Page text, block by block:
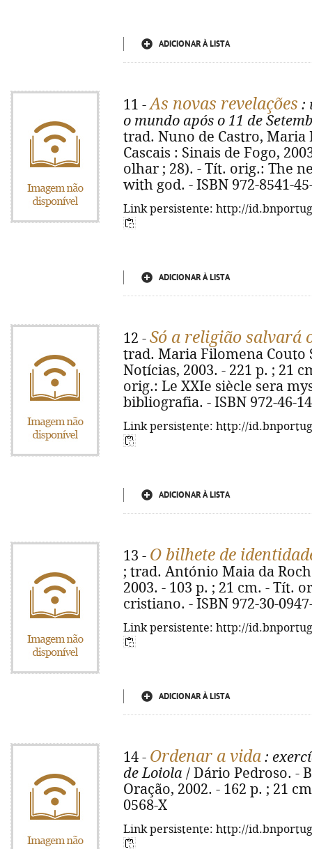
ADICIONAR À LISTA
11 -As novas revelações :
o mundo após o 11 de
trad. Nuno de Castro, Maria
Cascais : Sinais de Fogo,
olhar ; 28). - Tít. orig.: The
with god. - ISBN 972-8541-
Link persistente: http://
ADICIONAR À LISTA
12 - Só a religião salvará
trad. Maria Filomena Couto
Notícias, 2003. - 221 p. ; 21
orig.: Le XXIe siècle sera
bibliografia. - ISBN 972-46-
Link persistente: http://
ADICIONAR À LISTA
13 - O bilhete de
; trad. António Maia da
2003. - 103 p. ; 21 cm. - Tít.
cristiano. - ISBN 972-30-
Link persistente: http://
ADICIONAR À LISTA
14 - Ordenar a vida :
de Loiola / Dário Pedroso. -
Oração, 2002. - 162 p. ; 21
0568-X
Link persistente: http://